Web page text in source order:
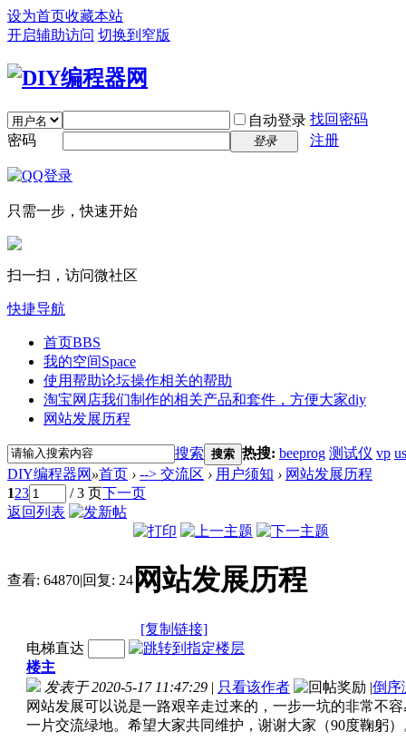
设为首页收藏本站
开启辅助访问 切换到窄版
自动登录 找回密码
密码
登录 注册
只需一步，快速开始
扫一扫，访问微社区
快捷导航
首页BBS
我的空间Space
使用帮助论坛操作相关的帮助
淘宝网店我们制作的相关产品和套件，方便大家diy
网站发展历程
搜索 搜索 热搜: beeprog 测试仪 vp
DIY编程器网 »首页 › --> 交流区 › 用户须知 › 网站发展历程
123 / 3 页下一页
返回列表
查看: 64870|回复: 24 网站发展历程
[复制链接]
电梯直达
楼主
发表于 2020-5-17 11:47:29 | 只看该作者 |倒序
网站发展可以说是一路艰辛走过来的，一步一坑的非常不
一片交流绿地。希望大家共同维护，谢谢大家（90度鞠躬）